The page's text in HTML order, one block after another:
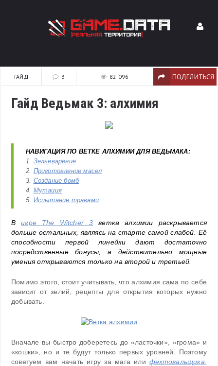
ГАЙД 3 82 096 ПОДЕЛИТЬСЯ
Гайд Ведьмак 3: алхимия
НАВИГАЦИЯ ПО ВЕТКЕ АЛХИМИИ ДЛЯ ВЕДЬМАКА:
1. Зельеварение
2. Приготовление масел
3. Создание бомб
4. Мутация
5. Испытание травами
Вигре The Witcher 3 ветка алхимии раскрывается
дольше остальных, являясь на старте самой слабой. Её
способности первой линейки дают достаточно
посредственные бонусы, а действительно мощные
умения открываются только на второй и третьей.
Помимо этого, стоит учитывать, что алхимия сама по себе
зависит от зелий, рецепты для открытия которых нужно
добывать.
Вначале вы быстро доберетесь до «ласточки», «грома» и
«кошки», но и те будут только первых уровней. Поэтому
советуем вам начать игру за мага илифехтовальщика,